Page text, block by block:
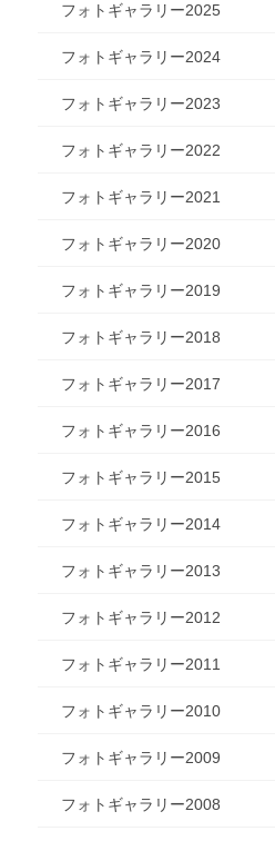
フォトギャラリー2025
フォトギャラリー2024
フォトギャラリー2023
フォトギャラリー2022
フォトギャラリー2021
フォトギャラリー2020
フォトギャラリー2019
フォトギャラリー2018
フォトギャラリー2017
フォトギャラリー2016
フォトギャラリー2015
フォトギャラリー2014
フォトギャラリー2013
フォトギャラリー2012
フォトギャラリー2011
フォトギャラリー2010
フォトギャラリー2009
フォトギャラリー2008